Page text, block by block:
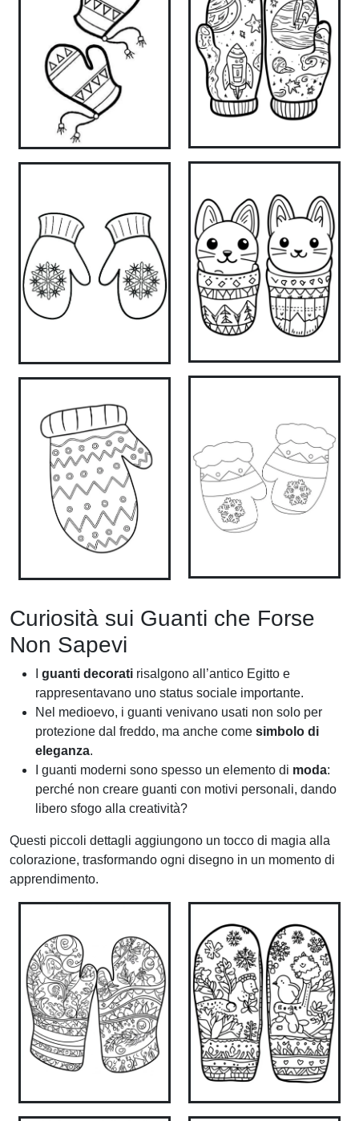
Curiosità sui Guanti che Forse
Non Sapevi
guanti decorati risalgono all’antico Egitto e
rappresentavano uno status sociale importante.
Nel medioevo, i guanti venivano usati non solo per
protezione dal freddo, ma anche come simbolo di
eleganza.
I guanti moderni sono spesso un elemento di moda:
perché non creare guanti con motivi personali, dando
libero sfogo alla creatività?
Questi piccoli dettagli aggiungono un tocco di magia alla
colorazione, trasformando ogni disegno in un momento di
apprendimento.